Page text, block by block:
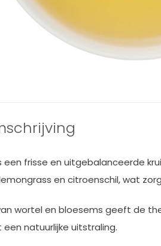
een frisse en uitgebalanceerde
en citroenschil, wat
wortel en bloesems geeft de
natuurlijke uitstraling.